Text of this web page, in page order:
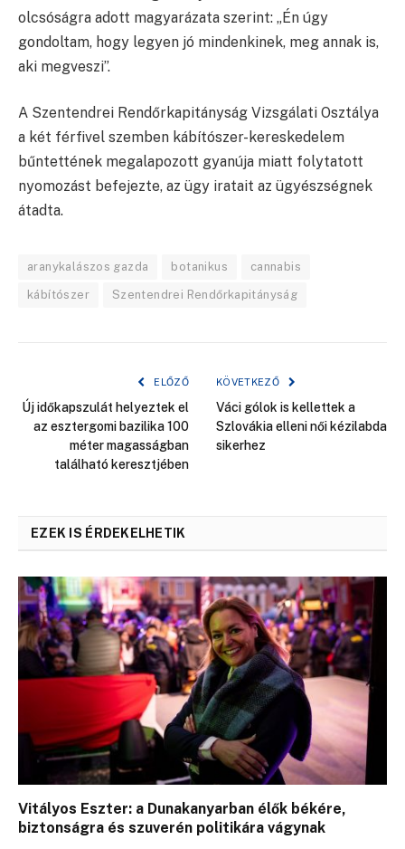
olcsóságra adott magyarázata szerint: „Én úgy
gondoltam, hogy legyen jó mindenkinek, meg annak is,
aki megveszi”.
A Szentendrei Rendőrkapitányság Vizsgálati Osztálya
a két férfivel szemben kábítószer-kereskedelem
bűntettének megalapozott gyanúja miatt folytatott
nyomozást befejezte, az ügy iratait az ügyészségnek
átadta.
aranykalászos gazda botanikus cannabis
kábítószer Szentendrei Rendőrkapitányság
ELŐZŐ
Új időkapszulát helyeztek el
az esztergomi bazilika 100
méter magasságban
található keresztjében
KÖVETKEZŐ
Váci gólok is kellettek a
Szlovákia elleni női kézilabda
sikerhez
EZEK IS ÉRDEKELHETIK
Vitályos Eszter: a Dunakanyarban élők békére,
biztonságra és szuverén politikára vágynak